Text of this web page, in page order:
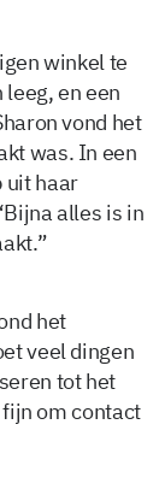
winkel te
en een
vond het
was. In een
uit haar
alles is in
het
veel dingen
tot het
om contact